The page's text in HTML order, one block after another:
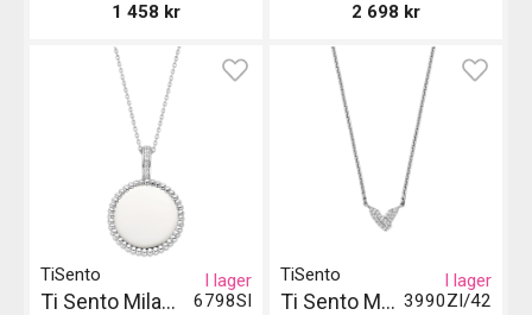
1 458 kr 2 698 kr
6798SI
TiSento
Ti Sento Milano Pendant
I lager
3990ZI/42
TiSento
Ti Sento Milano Halsband - Stål och Kristall
I lager